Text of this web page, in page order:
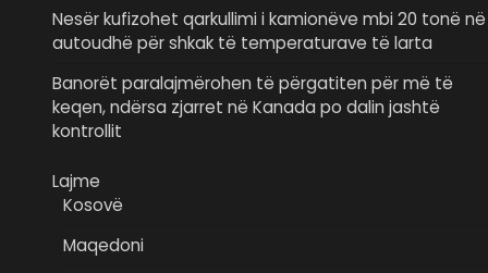
Nesër kufizohet qarkullimi i kamionëve mbi 20 tonë në
autoudhë për shkak të temperaturave të larta
Banorët paralajmërohen të përgatiten për më të
keqen, ndërsa zjarret në Kanada po dalin jashtë
kontrollit
Lajme
Kosovë
Maqedoni